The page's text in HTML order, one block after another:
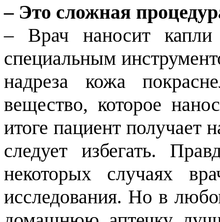
– Это сложная
– Врач наносит капли
специальным
надреза кожа
вещество, которое
итоге пациент получает
следует избегать.
некоторых случаях
исследования. Но в